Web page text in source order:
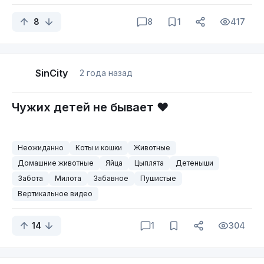
8 8 1 417
SinCity 2 года назад
Чужих детей не бывает ❤️
Неожиданно Коты и кошки
Животные
Домашние животные
Яйца Цыплята
Детеныши
Забота
Милота Забавное
Пушистые
Вертикальное видео
14 1 304